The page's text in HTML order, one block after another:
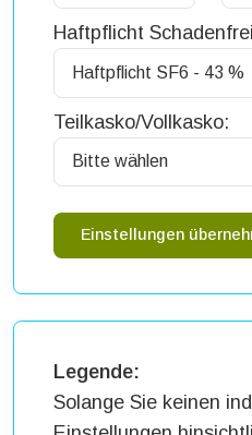
Haftpflicht
Teilkasko/Vollkasko:
Einstellungen
Legende:
Solange Sie keinen